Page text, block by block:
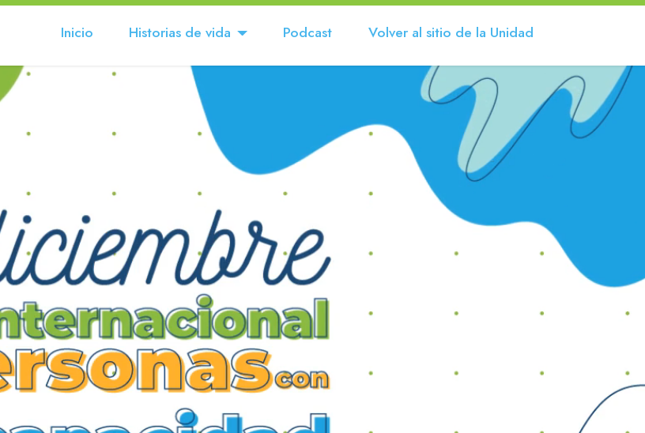
Inicio Historias de vida Podcast Volver al sitio de la Unidad